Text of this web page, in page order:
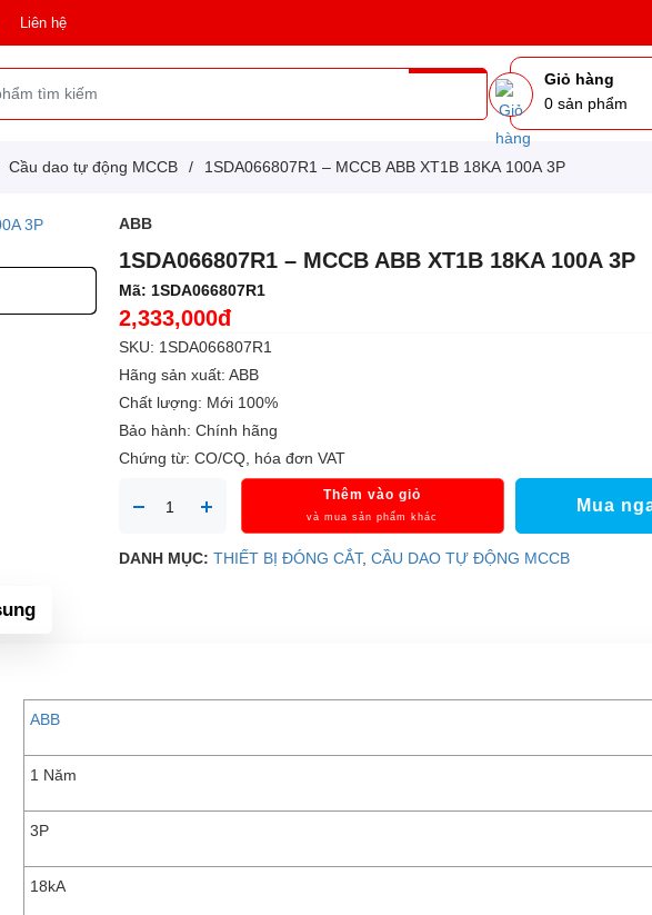
Liên hệ
Giỏ hàng
0 sản phẩm
Cầu dao tự động MCCB / 1SDA066807R1 – MCCB ABB XT1B 18KA 100A 3P
ABB
1SDA066807R1 – MCCB ABB XT1B 18KA 100A 3P
Mã: 1SDA066807R1
2,333,000đ
SKU: 1SDA066807R1
Hãng sản xuất: ABB
Chất lượng: Mới 100%
Bảo hành: Chính hãng
Chứng từ: CO/CQ, hóa đơn VAT
Thêm vào giỏ
và mua sản phẩm khác
Mua
DANH MỤC:THIẾT BỊ ĐÓNG CẮT,CẦU DAO TỰ ĐỘNG MCCB
ABB
1 Năm
3P
18kA